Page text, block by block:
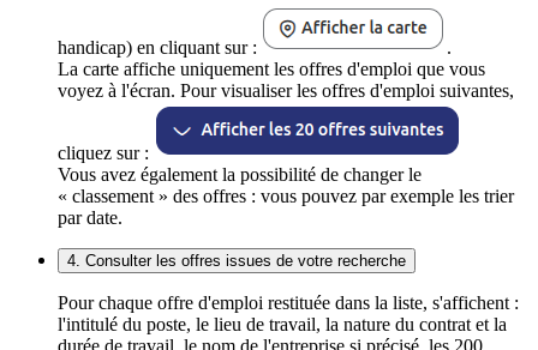
handicap) en cliquant sur :
.
La carte affiche uniquement les offres d'emploi que vous
voyez à l'écran. Pour visualiser les offres d'emploi suivantes,
cliquez sur :
Vous avez également la possibilité de changer le
« classement » des offres : vous pouvez par exemple les trier
par date.
4. Consulter les offres issues de votre recherche
Pour chaque offre d'emploi restituée dans la liste, s'affichent :
l'intitulé du poste, le lieu de travail, la nature du contrat et la
durée de travail, le nom de l'entreprise si précisé, les 200